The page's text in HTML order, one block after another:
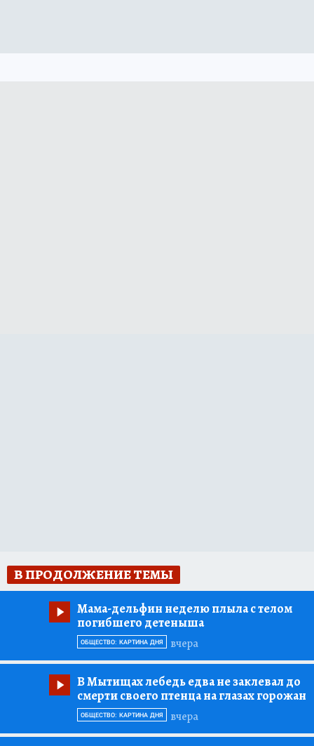
В ПРОДОЛЖЕНИЕ ТЕМЫ
Мама-дельфин неделю плыла с телом
погибшего детеныша
вчера
ОБЩЕСТВО: КАРТИНА ДНЯ
В Мытищах лебедь едва не заклевал до
смерти своего птенца на глазах горожан
вчера
ОБЩЕСТВО: КАРТИНА ДНЯ